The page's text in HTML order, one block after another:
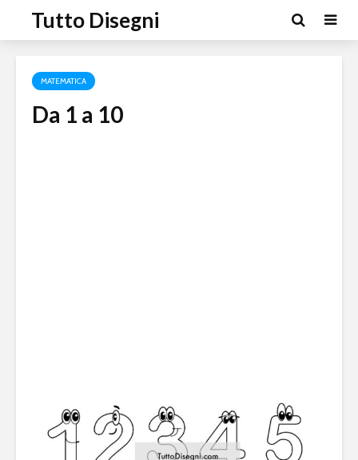
Tutto Disegni
MATEMATICA
Da 1 a 10